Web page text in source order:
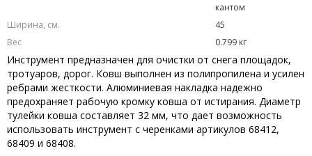
кантом
Ширина, см.
45
Вес
0.799 кг
Инструмент предназначен для очистки от снега площадок,
тротуаров, дорог. Ковш выполнен из полипропилена и усилен
ребрами жесткости. Алюминиевая накладка надежно
предохраняет рабочую кромку ковша от истирания. Диаметр
тулейки ковша составляет 32 мм, что дает возможность
использовать инструмент с черенками артикулов 68412,
68409 и 68408.